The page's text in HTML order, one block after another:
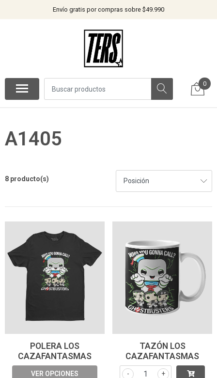
Envío gratis por compras sobre $49.990
0
A1405
8 producto(s)
POLERA LOS
CAZAFANTASMAS
VER OPCIONES
TAZÓN LOS
CAZAFANTASMAS
+
-